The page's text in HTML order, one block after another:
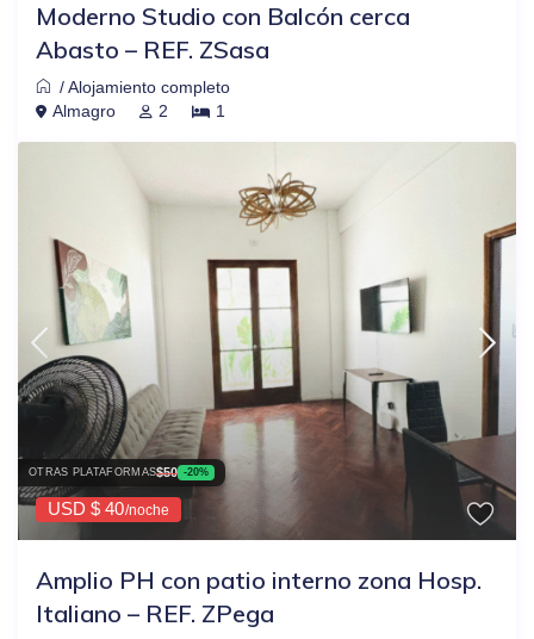
Moderno Studio con Balcón cerca
Abasto – REF. ZSasa
/Alojamiento completo
Almagro
2 1
OTRAS PLATAFORMAS$50 -20%
USD $ 40/noche
Amplio PH con patio interno zona Hosp.
Italiano – REF. ZPega